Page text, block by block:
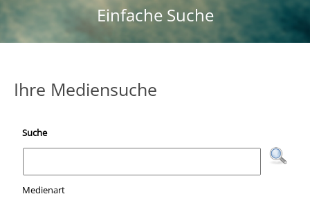
Einfache Suche
Ihre Mediensuche
Suche
Medienart